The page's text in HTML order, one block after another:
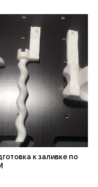
к заливке по